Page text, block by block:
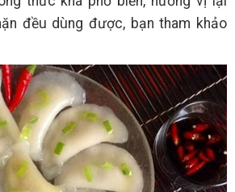
đều dùng được, bạn tham khảo